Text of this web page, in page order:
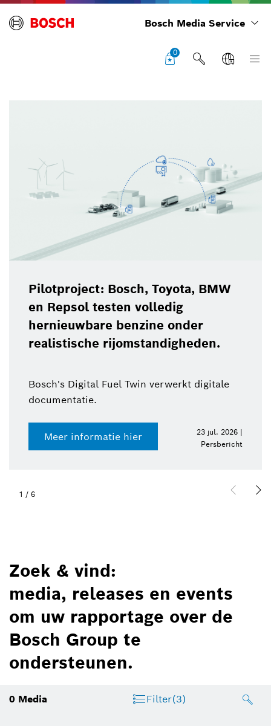
Bosch Media Service
0
Pilotproject: Bosch, Toyota, BMW
en Repsol testen volledig
hernieuwbare benzine onder
realistische rijomstandigheden.
Bosch's Digital Fuel Twin verwerkt digitale
documentatie.
Meer informatie hier
23 jul. 2026 |
Persbericht
1 / 6
Zoek & vind:
media, releases en events
om uw rapportage over de
Bosch Group te
ondersteunen.
0 Media Filter(3)